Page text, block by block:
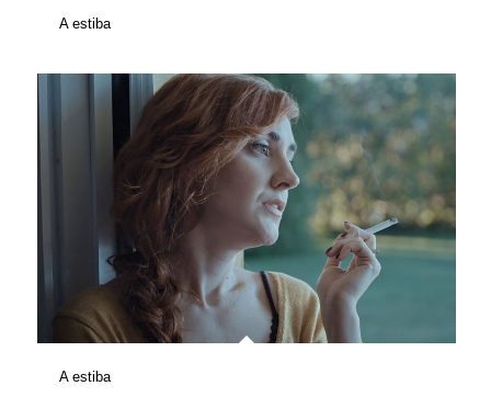
A estiba
A estiba